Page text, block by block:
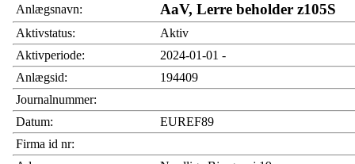
Anlægsnavn: AaV, Lerre beholder z105S
Aktivstatus:
Aktiv
Aktivperiode:
2024-01-01 -
Anlægsid:
194409
Journalnummer:
Datum:
EUREF89
Firma id nr: